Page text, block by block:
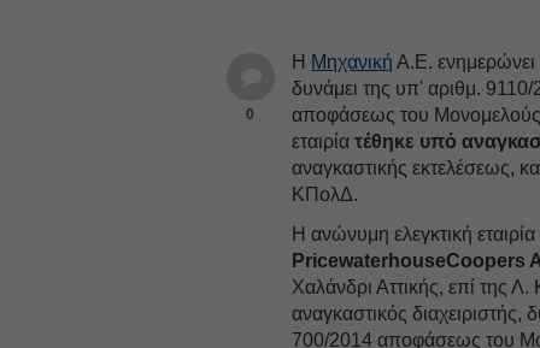
0
Η Μηχανική Α.Ε. ενημερώνει
δυνάμει της υπ' αριθμ. 9110/
αποφάσεως του
εταιρίατέθηκε υπό
αναγκαστικής εκτελέσεως,
ΚΠολΔ.
Η ανώνυμη ελεγκτική εταιρία
PricewaterhouseCoopers
Χαλάνδρι Αττικής, επί της
αναγκαστικός διαχειριστής,
700/2014 αποφάσεως του